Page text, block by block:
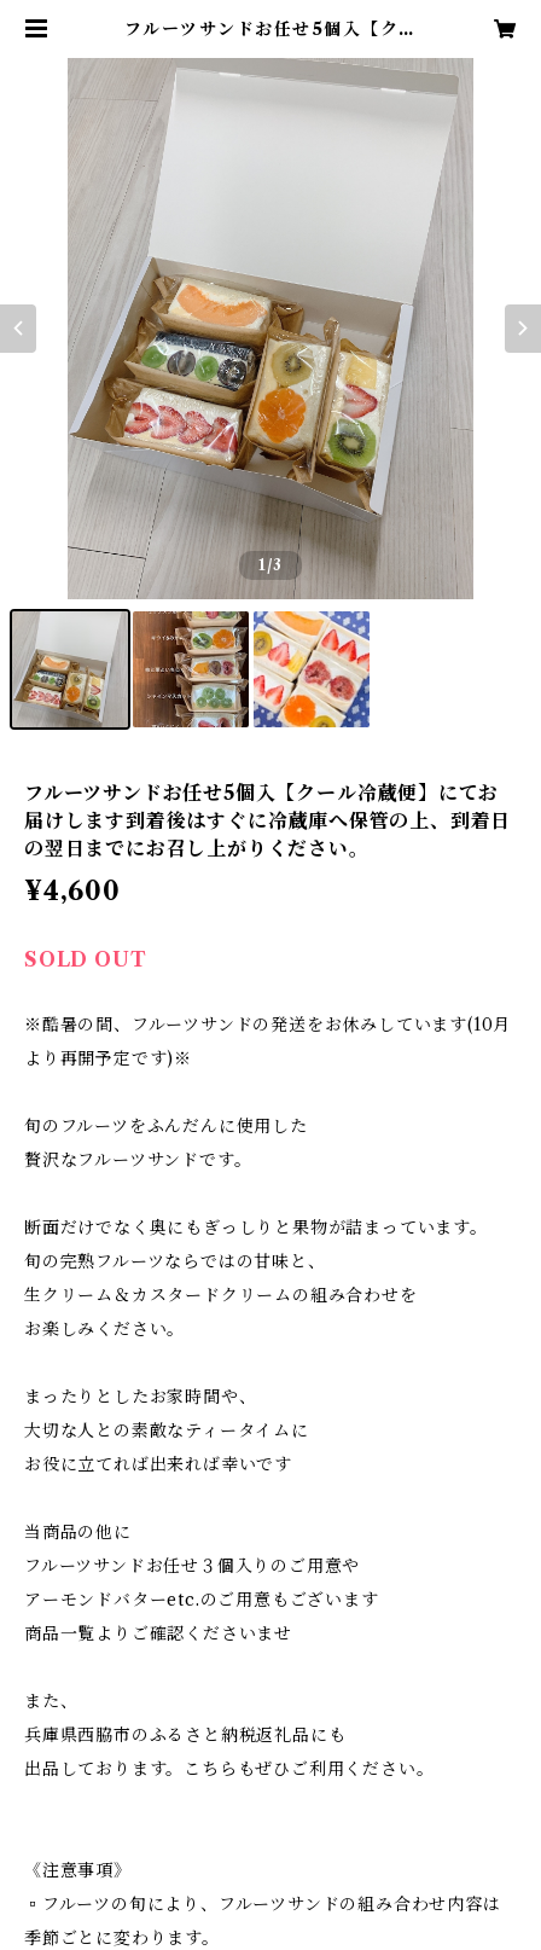
フルーツサンドお任せ5個入【クー
はすぐに冷蔵庫へ保管の上、到着日
の翌日までにお召し上がりくださ
い。 | レボプロヴァンス
1/3
フルーツサンドお任せ5個入【クール冷蔵便】にてお
届けします到着後はすぐに冷蔵庫へ保管の上、到着日
の翌日までにお召し上がりください。
¥4,600
SOLD OUT
※酷暑の間、フルーツサンドの発送をお休みしています(10月
より再開予定です)※
旬のフルーツをふんだんに使用した
贅沢なフルーツサンドです。
断面だけでなく奥にもぎっしりと果物が詰まっています。
旬の完熟フルーツならではの甘味と、
生クリーム＆カスタードクリームの組み合わせを
お楽しみください。
まったりとしたお家時間や、
大切な人との素敵なティータイムに
お役に立てれば出来れば幸いです
当商品の他に
フルーツサンドお任せ３個入りのご用意や
アーモンドバターetc.のご用意もございます
商品一覧よりご確認くださいませ
また、
兵庫県西脇市のふるさと納税返礼品にも
出品しております。こちらもぜひご利用ください。
《注意事項》
▫フルーツの旬により、フルーツサンドの組み合わせ内容は
季節ごとに変わります。